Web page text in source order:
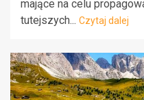
mające na celu
tutejszych... Czytaj dalej